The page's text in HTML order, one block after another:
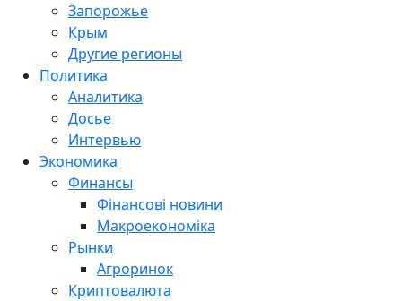
Запорожье
Крым
Другие регионы
Политика
Аналитика
Досье
Интервью
Экономика
Финансы
Фінансові новини
Макроекономіка
Рынки
Агроринок
Криптовалюта